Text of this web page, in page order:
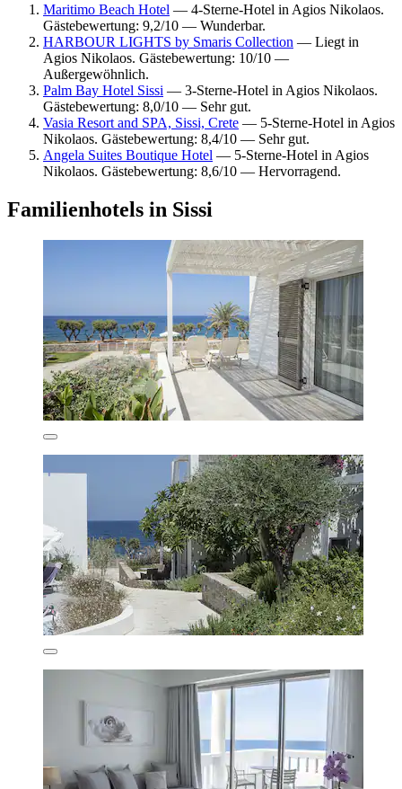
Maritimo Beach Hotel — 4-Sterne-Hotel in Agios Nikolaos.
Gästebewertung: 9,2/10 — Wunderbar.
HARBOUR LIGHTS by Smaris Collection — Liegt in
Agios Nikolaos. Gästebewertung: 10/10 —
Außergewöhnlich.
Palm Bay Hotel Sissi — 3-Sterne-Hotel in Agios Nikolaos.
Gästebewertung: 8,0/10 — Sehr gut.
Vasia Resort and SPA, Sissi, Crete — 5-Sterne-Hotel in Agios
Nikolaos. Gästebewertung: 8,4/10 — Sehr gut.
Angela Suites Boutique Hotel — 5-Sterne-Hotel in Agios
Nikolaos. Gästebewertung: 8,6/10 — Hervorragend.
Familienhotels in Sissi